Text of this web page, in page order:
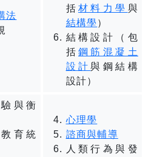
法
括 材料力學 與
結構學）
結構設計（包
括 鋼筋混凝土
設計與鋼結構
設計）
與衡
育統
心理學
諮商與輔導
人類行為與發